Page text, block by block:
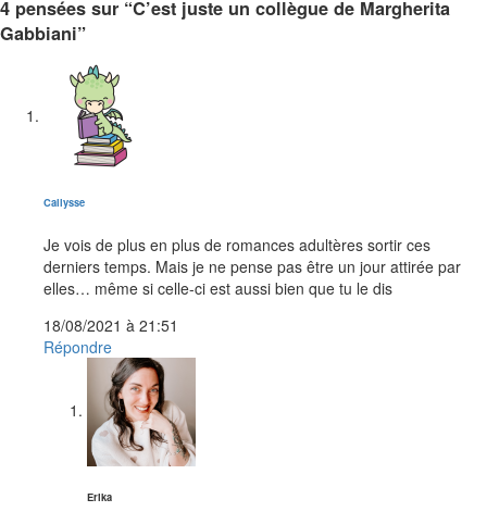
4 pensées sur “C’est juste un collègue de Margherita
Gabbiani”
Callyssedit :
Je vois de plus en plus de romances adultères sortir ces
derniers temps. Mais je ne pense pas être un jour attirée par
elles… même si celle-ci est aussi bien que tu le dis
18/08/2021 à 21:51
Répondre
Erikadit :